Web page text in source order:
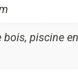
bois, piscine